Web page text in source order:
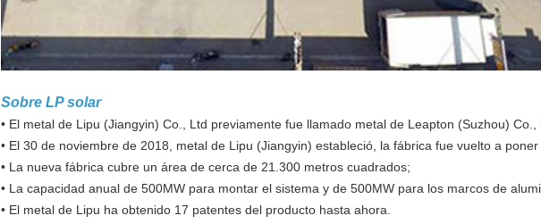
Sobre LP solar
• El metal de Lipu (Jiangyin) Co., Ltd previamente fue llamado metal de Leapton (Suzhou) Co.,
• El 30 de noviembre de 2018, metal de Lipu (Jiangyin) estableció, la fábrica fue vuelto a
• La nueva fábrica cubre un área de cerca de 21.300 metros cuadrados;
• La capacidad anual de 500MW para montar el sistema y de 500MW para los marcos de
• El metal de Lipu ha obtenido 17 patentes del producto hasta ahora.